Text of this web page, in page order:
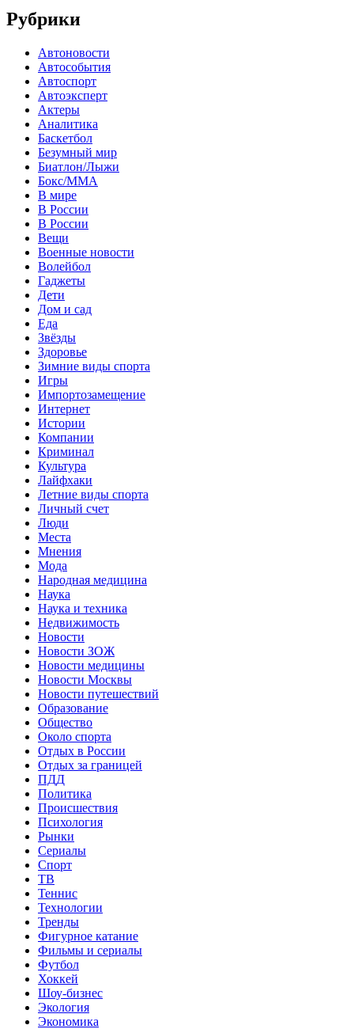
Рубрики
Автоновости
Автособытия
Автоспорт
Автоэксперт
Актеры
Аналитика
Баскетбол
Безумный мир
Биатлон/Лыжи
Бокс/MMA
В мире
В России
В России
Вещи
Военные новости
Волейбол
Гаджеты
Дети
Дом и сад
Еда
Звёзды
Здоровье
Зимние виды спорта
Игры
Импортозамещение
Интернет
Истории
Компании
Криминал
Культура
Лайфхаки
Летние виды спорта
Личный счет
Люди
Места
Мнения
Мода
Народная медицина
Наука
Наука и техника
Недвижимость
Новости
Новости ЗОЖ
Новости медицины
Новости Москвы
Новости путешествий
Образование
Общество
Около спорта
Отдых в России
Отдых за границей
ПДД
Политика
Происшествия
Психология
Рынки
Сериалы
Спорт
ТВ
Теннис
Технологии
Тренды
Фигурное катание
Фильмы и сериалы
Футбол
Хоккей
Шоу-бизнес
Экология
Экономика